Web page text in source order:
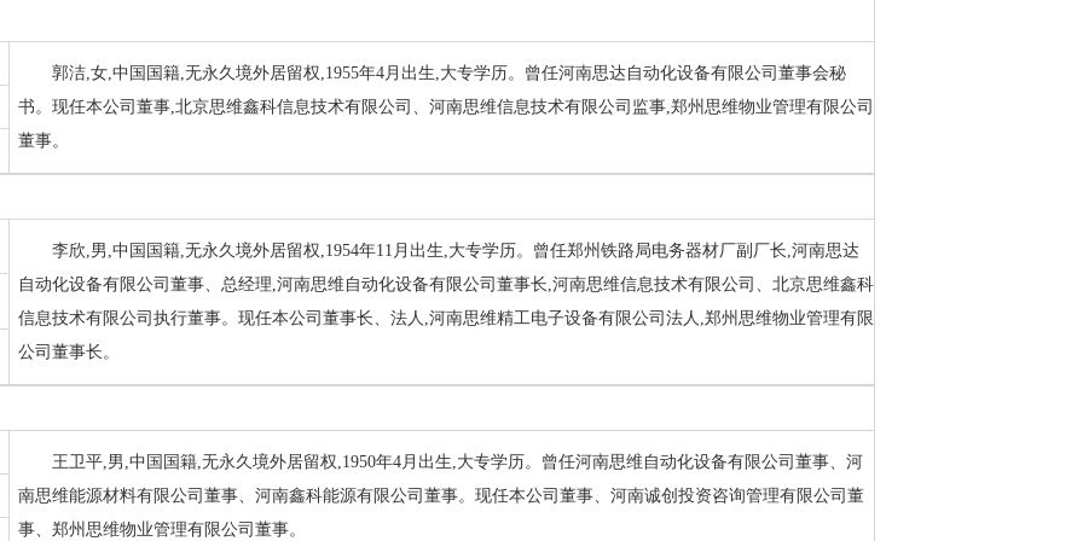
郭洁,女,中国国籍,无永久境外居留权,1955年4月出生,大专学历。曾任河南思达自动化设备有限公司董事会秘
书。现任本公司董事,北京思维鑫科信息技术有限公司、河南思维信息技术有限公司监事,郑州思维物业管理有限公司
董事。
李欣,男,中国国籍,无永久境外居留权,1954年11月出生,大专学历。曾任郑州铁路局电务器材厂副厂长,河南思达
自动化设备有限公司董事、总经理,河南思维自动化设备有限公司董事长,河南思维信息技术有限公司、北京思维鑫科
信息技术有限公司执行董事。现任本公司董事长、法人,河南思维精工电子设备有限公司法人,郑州思维物业管理有限
公司董事长。
王卫平,男,中国国籍,无永久境外居留权,1950年4月出生,大专学历。曾任河南思维自动化设备有限公司董事、河
南思维能源材料有限公司董事、河南鑫科能源有限公司董事。现任本公司董事、河南诚创投资咨询管理有限公司董
事、郑州思维物业管理有限公司董事。